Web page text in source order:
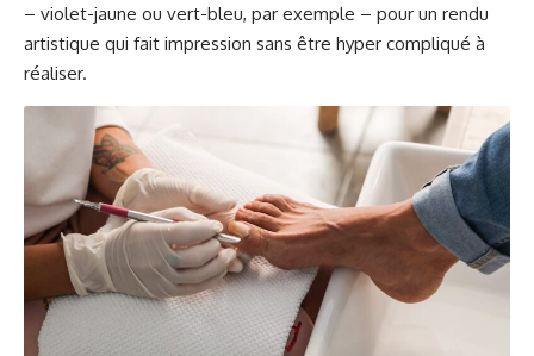
– violet-jaune ou vert-bleu, par exemple – pour un rendu
artistique qui fait impression sans être hyper compliqué à
réaliser.